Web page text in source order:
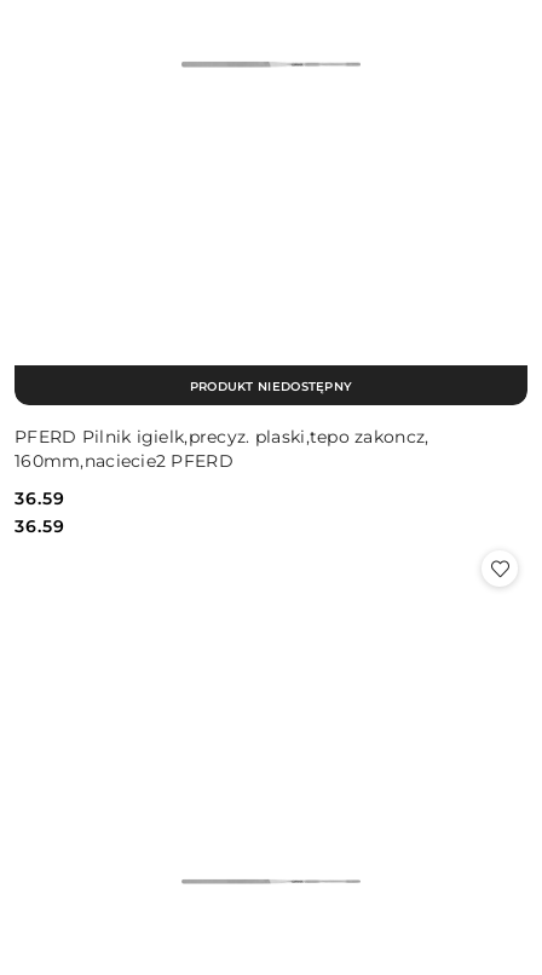
PFERD Pilnik igielk,precyz. plaski,tepo zakoncz,
160mm,naciecie2 PFERD
Cena:
36.59
Cena:
36.59
PRODUKT NIEDOSTĘPNY